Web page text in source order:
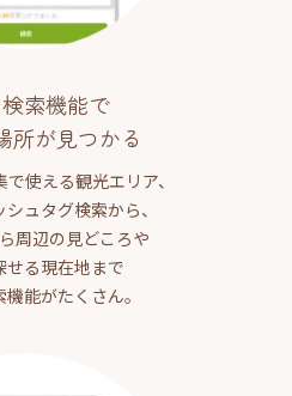
索機能で
所が見つかる
使える観光エリア、
ュタグ検索から、
周辺の見どころや
せる現在地まで
能がたくさん。